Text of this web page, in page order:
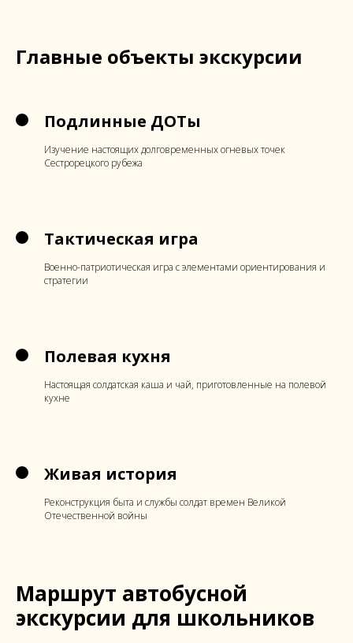
Главные объекты экскурсии
Подлинные ДОТы
Изучение настоящих долговременных огневых точек
Сестрорецкого рубежа
Тактическая игра
Военно-патриотическая игра с элементами ориентирования и
стратегии
Полевая кухня
Настоящая солдатская каша и чай, приготовленные на полевой
кухне
Живая история
Реконструкция быта и службы солдат времен Великой
Отечественной войны
Маршрут автобусной
экскурсии для школьников